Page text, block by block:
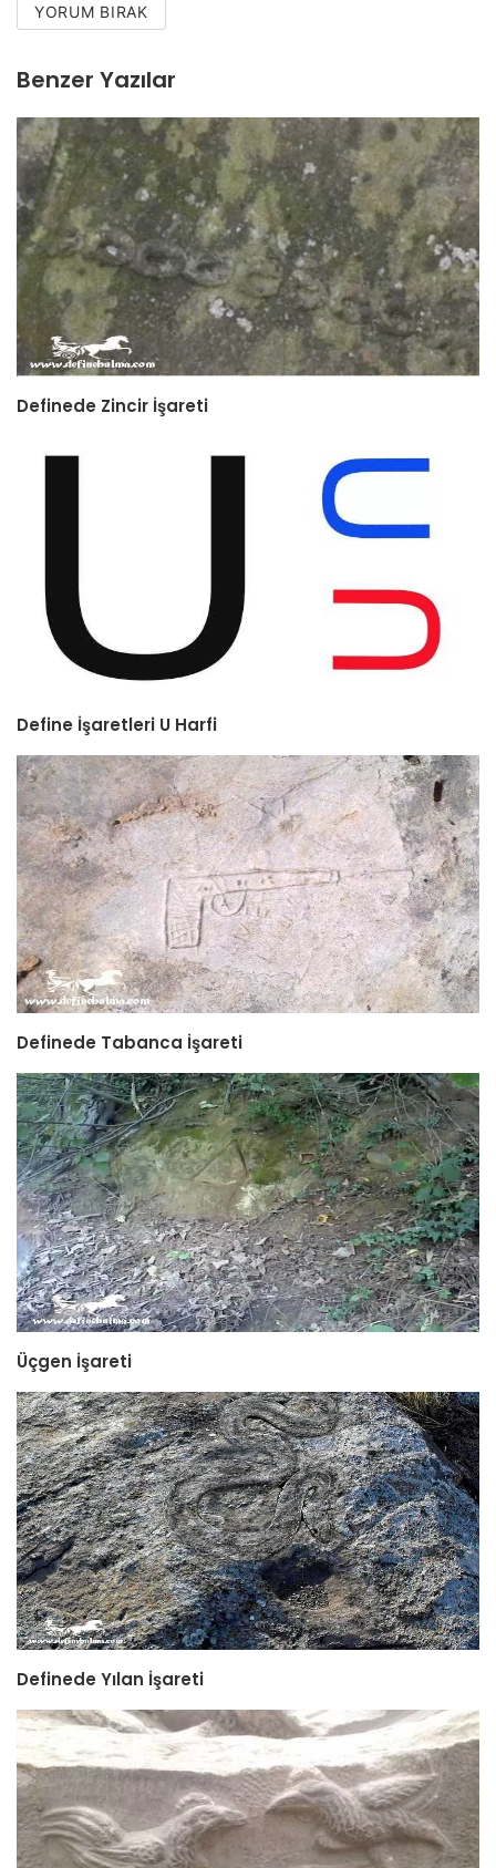
YORUM BIRAK
Benzer Yazılar
Definede Zincir İşareti
Define İşaretleri U Harfi
Definede Tabanca İşareti
Üçgen İşareti
Definede Yılan İşareti